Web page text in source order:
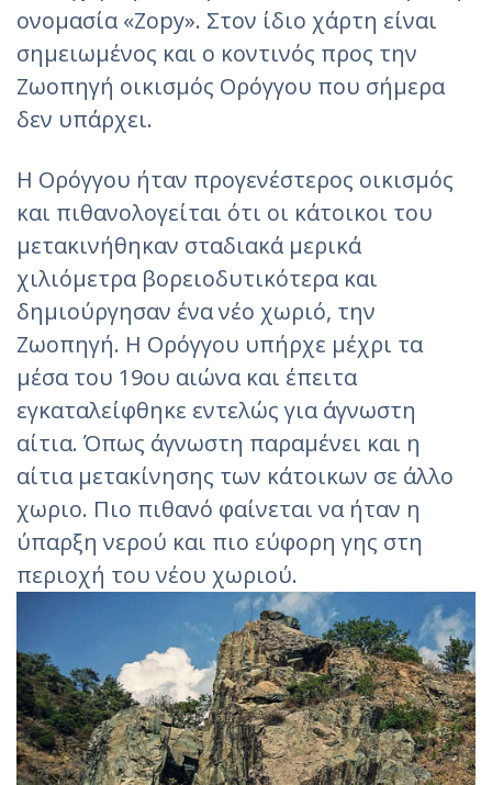
ονομασία «Zopy». Στον ίδιο χάρτη είναι
σημειωμένος και ο κοντινός προς την
Ζωοπηγή οικισμός Ορόγγου που σήμερα
δεν υπάρχει.
Η Ορόγγου ήταν προγενέστερος οικισμός
και πιθανολογείται ότι οι κάτοικοι του
μετακινήθηκαν σταδιακά μερικά
χιλιόμετρα βορειοδυτικότερα και
δημιούργησαν ένα νέο χωριό, την
Ζωοπηγή. Η Ορόγγου υπήρχε μέχρι τα
μέσα του 19ου αιώνα και έπειτα
εγκαταλείφθηκε εντελώς για άγνωστη
αίτια. Όπως άγνωστη παραμένει και η
αίτια μετακίνησης των κάτοικων σε άλλο
χωριο. Πιο πιθανό φαίνεται να ήταν η
ύπαρξη νερού και πιο εύφορη γης στη
περιοχή του νέου χωριού.